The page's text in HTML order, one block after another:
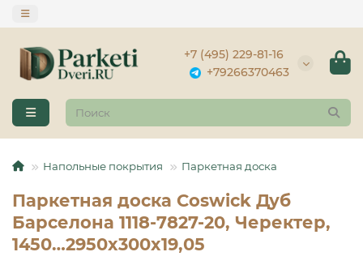
+7 (495) 229-81-16
+79266370463
Напольные покрытия Паркетная доска
Паркетная доска Coswick Дуб
Барселона 1118-7827-20, Черектер,
1450…2950x300x19,05